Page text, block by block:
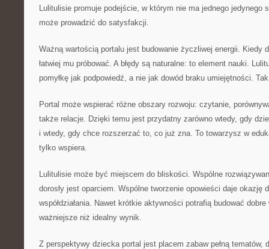
Lulitulisie promuje podejście, w którym nie ma jednego jedynego
może prowadzić do satysfakcji.
Ważną wartością portalu jest budowanie życzliwej energii. Kiedy
łatwiej mu próbować. A błędy są naturalne: to element nauki.
pomyłkę jak podpowiedź, a nie jak dowód braku umiejętności.
Portal może wspierać różne obszary rozwoju: czytanie,
także relacje. Dzięki temu jest przydatny zarówno wtedy, gdy
i wtedy, gdy chce rozszerzać to, co już zna. To towarzysz w
tylko wspiera.
Lulitulisie może być miejscem do bliskości. Wspólne
dorosły jest oparciem. Wspólne tworzenie opowieści daje okazję
współdziałania. Nawet krótkie aktywności potrafią budować
ważniejsze niż idealny wynik.
Z perspektywy dziecka portal jest placem zabaw pełną tematów,